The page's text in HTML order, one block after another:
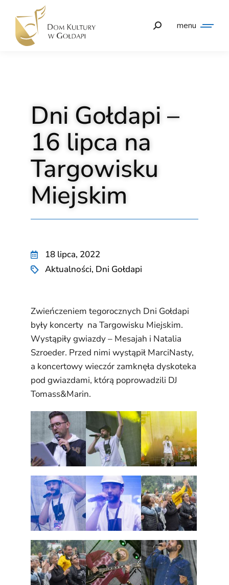
menu
Dni Gołdapi –
16 lipca na
Targowisku
Miejskim
18 lipca, 2022
Aktualności, Dni Gołdapi
Zwieńczeniem tegorocznych Dni Gołdapi
były koncerty na Targowisku Miejskim.
Wystąpiły gwiazdy – Mesajah i Natalia
Szroeder. Przed nimi wystąpił MarciNasty,
a koncertowy wieczór zamknęła dyskoteka
pod gwiazdami, którą poprowadzili DJ
Tomass&Marin.